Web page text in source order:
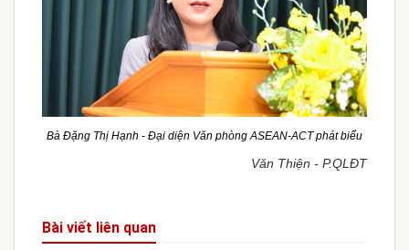
Bà Đặng Thị Hạnh - Đại diện Văn phòng ASEAN-ACT phát biểu
Văn Thiện - P.QLĐT
Bài viết liên quan